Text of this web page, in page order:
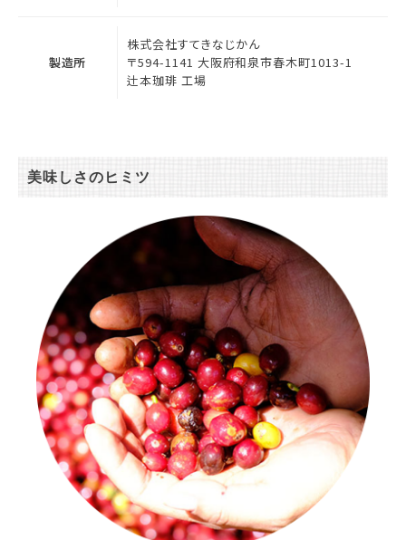
製造所
株式会社すてきなじかん
〒594-1141 大阪府和泉市春木町1013-1
辻本珈琲 工場
美味しさのヒミツ